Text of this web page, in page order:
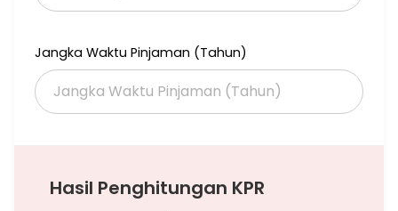
Jangka Waktu Pinjaman (Tahun)
Hasil Penghitungan KPR